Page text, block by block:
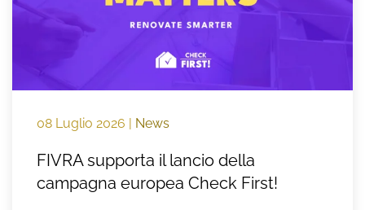
08 Luglio 2026 | News
FIVRA supporta il lancio della
campagna europea Check First!